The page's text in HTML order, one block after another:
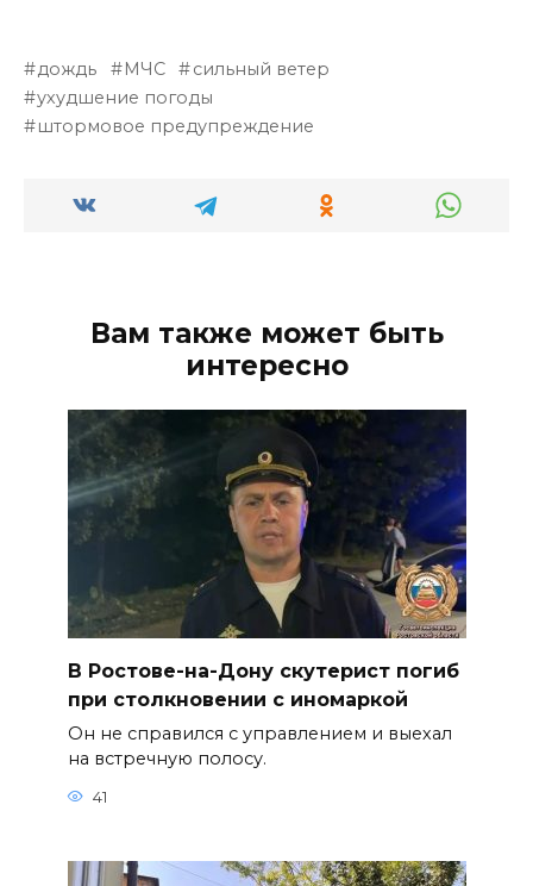
дождь МЧС
сильный ветер
ухудшение погоды
штормовое предупреждение
Вам также может быть
интересно
В Ростове-на-Дону скутерист погиб
при столкновении с иномаркой
Он не справился с управлением и выехал
на встречную полосу.
41